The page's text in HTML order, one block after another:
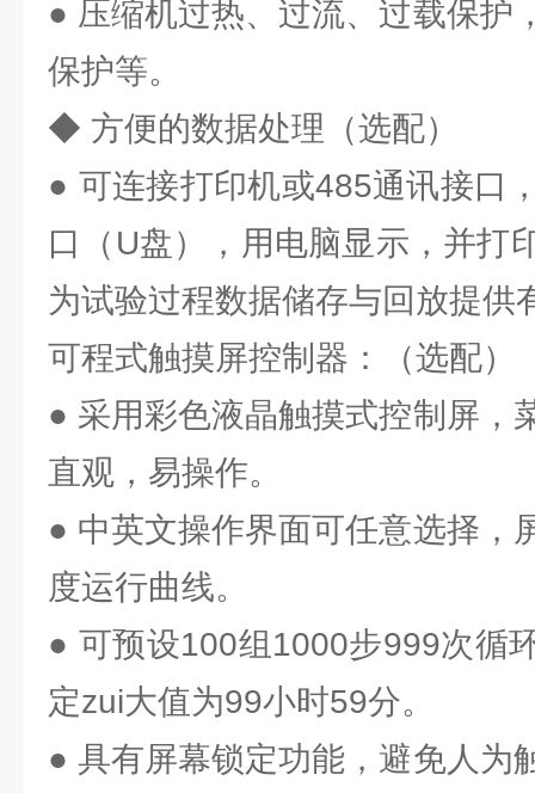
● 压缩机过热、过流、过载保护
保护等。
◆ 方便的数据处理（选配）
● 可连接打印机或485通讯接口
口（U盘），用电脑显示，并打
为试验过程数据储存与回放提供
可程式触摸屏控制器：（选配）
● 采用彩色液晶触摸式控制屏，
直观，易操作。
● 中英文操作界面可任意选择，
度运行曲线。
● 可预设100组1000步999次循
定zui大值为99小时59分。
● 具有屏幕锁定功能，避免人为